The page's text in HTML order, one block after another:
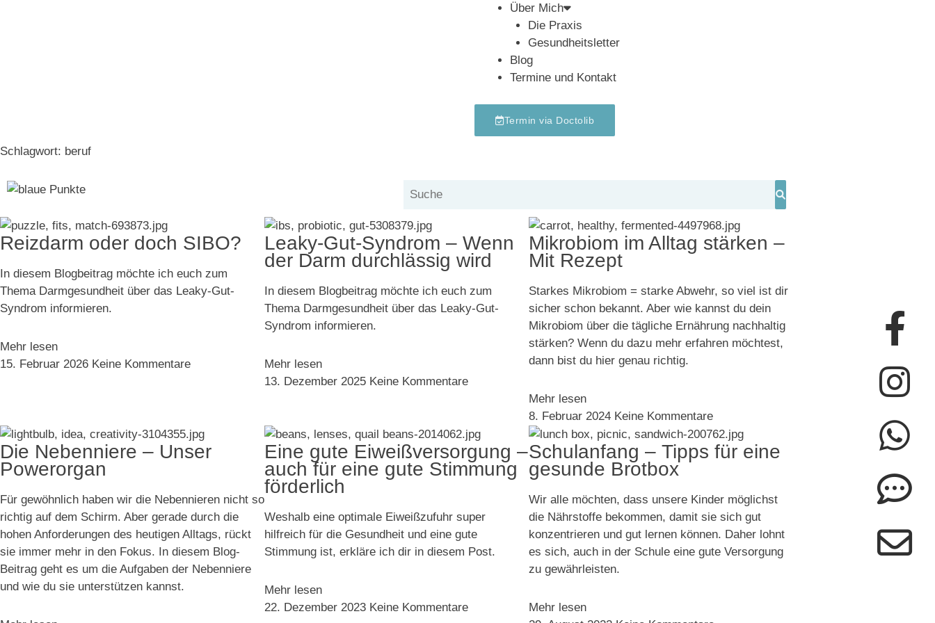
Über Mich
Die Praxis
Gesundheitsletter
Blog
Termine und Kontakt
Termin via Doctolib
Schlagwort: beruf
Reizdarm oder doch SIBO?
In diesem Blogbeitrag möchte ich euch zum
Thema Darmgesundheit über das Leaky-Gut-
Syndrom informieren.
Mehr lesen
15. Februar 2026 Keine Kommentare
Leaky-Gut-Syndrom – Wenn
der Darm durchlässig wird
In diesem Blogbeitrag möchte ich euch zum
Thema Darmgesundheit über das Leaky-Gut-
Syndrom informieren.
Mehr lesen
13. Dezember 2025 Keine Kommentare
Mikrobiom im Alltag stärken –
Mit Rezept
Starkes Mikrobiom = starke Abwehr, so viel ist dir
sicher schon bekannt. Aber wie kannst du dein
Mikrobiom über die tägliche Ernährung nachhaltig
stärken? Wenn du dazu mehr erfahren möchtest,
dann bist du hier genau richtig.
Mehr lesen
8. Februar 2024 Keine Kommentare
Die Nebenniere – Unser
Powerorgan
Für gewöhnlich haben wir die Nebennieren nicht so
richtig auf dem Schirm. Aber gerade durch die
hohen Anforderungen des heutigen Alltags, rückt
sie immer mehr in den Fokus. In diesem Blog-
Beitrag geht es um die Aufgaben der Nebenniere
und wie du sie unterstützen kannst.
Eine gute Eiweißversorgung –
auch für eine gute Stimmung
förderlich
Weshalb eine optimale Eiweißzufuhr super
hilfreich für die Gesundheit und eine gute
Stimmung ist, erkläre ich dir in diesem Post.
Mehr lesen
22. Dezember 2023 Keine Kommentare
Schulanfang – Tipps für eine
gesunde Brotbox
Wir alle möchten, dass unsere Kinder möglichst
die Nährstoffe bekommen, damit sie sich gut
konzentrieren und gut lernen können. Daher lohnt
es sich, auch in der Schule eine gute Versorgung
zu gewährleisten.
Mehr lesen
f